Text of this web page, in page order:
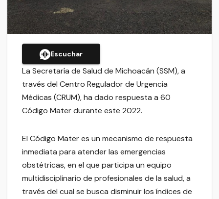
Escuchar
La Secretaría de Salud de Michoacán (SSM), a
través del Centro Regulador de Urgencia
Médicas (CRUM), ha dado respuesta a 60
Código Mater durante este 2022.
El Código Mater es un mecanismo de respuesta
inmediata para atender las emergencias
obstétricas, en el que participa un equipo
multidisciplinario de profesionales de la salud, a
través del cual se busca disminuir los índices de